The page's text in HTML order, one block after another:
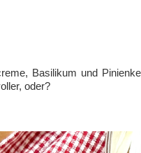
Basilikum und
oder?